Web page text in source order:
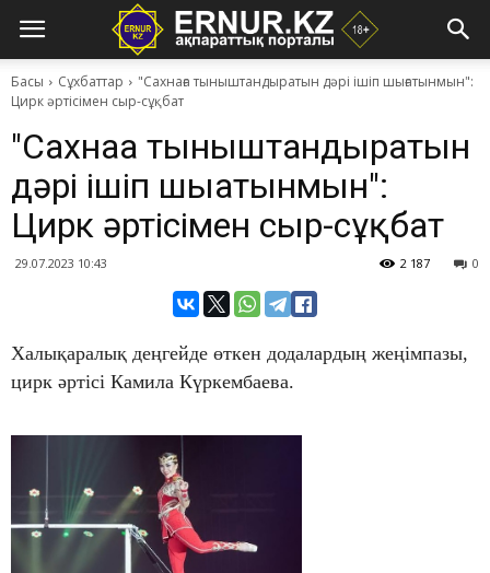
Басы Сұхбаттар
"Сахнаға тыныштандыратын дәрі ішіп шығатынмын":
Цирк әртісімен сыр-сұқбат
"Сахнаға тыныштандыратын
дәрі ішіп шығатынмын":
Цирк әртісімен сыр-сұқбат
29.07.2023 10:43 0
2 187
Халықаралық деңгейде өткен додалардың жеңімпазы,
цирк әртісі Камила Күркембаева.